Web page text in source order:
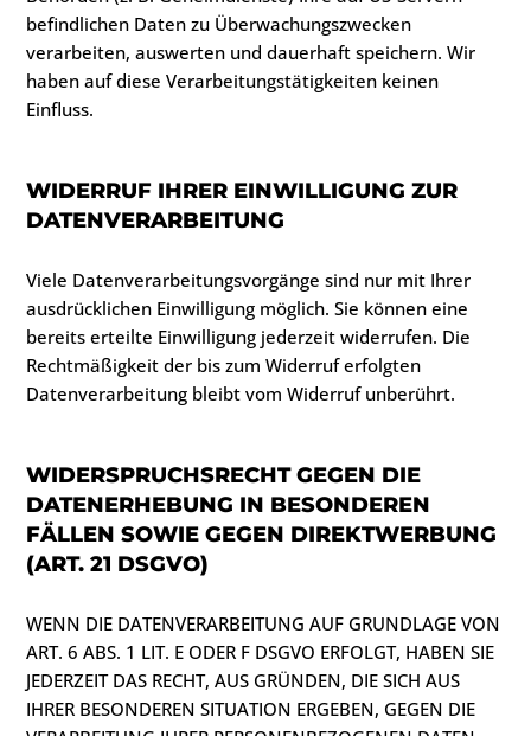
befindlichen Daten zu Überwachungszwecken
verarbeiten, auswerten und dauerhaft speichern. Wir
haben auf diese Verarbeitungstätigkeiten keinen
Einfluss.
WIDERRUF IHRER EINWILLIGUNG ZUR
DATENVERARBEITUNG
Viele Datenverarbeitungsvorgänge sind nur mit Ihrer
ausdrücklichen Einwilligung möglich. Sie können eine
bereits erteilte Einwilligung jederzeit widerrufen. Die
Rechtmäßigkeit der bis zum Widerruf erfolgten
Datenverarbeitung bleibt vom Widerruf unberührt.
WIDERSPRUCHSRECHT GEGEN DIE
DATENERHEBUNG IN BESONDEREN
FÄLLEN SOWIE GEGEN DIREKTWERBUNG
(ART. 21 DSGVO)
WENN DIE DATENVERARBEITUNG AUF GRUNDLAGE VON
ART. 6 ABS. 1 LIT. E ODER F DSGVO ERFOLGT, HABEN SIE
JEDERZEIT DAS RECHT, AUS GRÜNDEN, DIE SICH AUS
IHRER BESONDEREN SITUATION ERGEBEN, GEGEN DIE